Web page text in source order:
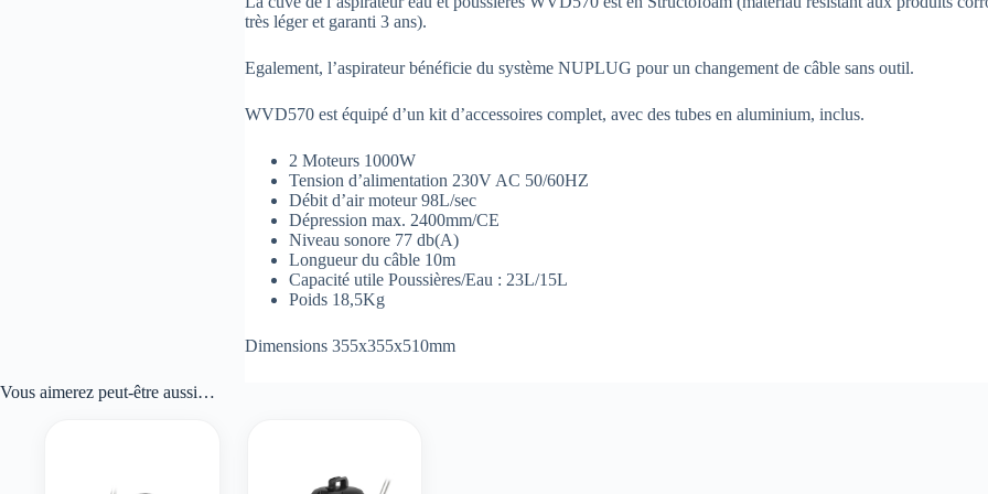
très léger et garanti 3 ans).
Egalement, l’aspirateur bénéficie du système NUPLUG pour un changement de câble sans outil.
WVD570 est équipé d’un kit d’accessoires complet, avec des tubes en aluminium, inclus.
2 Moteurs 1000W
Tension d’alimentation 230V AC 50/60HZ
Débit d’air moteur 98L/sec
Dépression max. 2400mm/CE
Niveau sonore 77 db(A)
Longueur du câble 10m
Capacité utile Poussières/Eau : 23L/15L
Poids 18,5Kg
Dimensions 355x355x510mm
Vous aimerez peut-être aussi…